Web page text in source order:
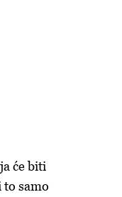
će biti
to samo